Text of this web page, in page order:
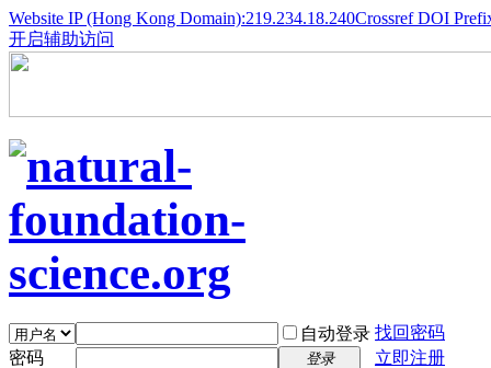
Website IP (Hong Kong Domain):219.234.18.240Crossref DOI
开启辅助访问
自动登录 找回密码
密码
登录
立即注册